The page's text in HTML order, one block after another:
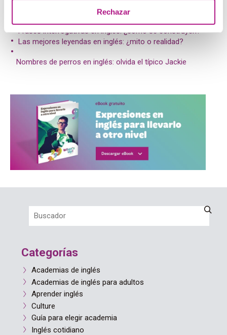
Rechazar
Frases interrogativas en inglés: ¿cómo se construyen?
Las mejores leyendas en inglés: ¿mito o realidad?
Nombres de perros en inglés: olvida el típico Jackie
Categorías
Academias de inglés
Academias de inglés para adultos
Aprender inglés
Culture
Guía para elegir academia
Inglés cotidiano